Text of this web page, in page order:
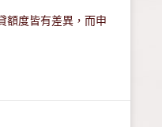
額度皆有差異，而申